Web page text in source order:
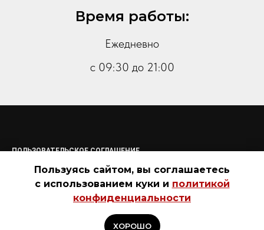
Время работы:
Ежедневно
с 09:30 до 21:00
ПОЛЬЗОВАТЕЛЬСКОЕ СОГЛАШЕНИЕ
ПОЛИТИКА КОНФИДЕНЦИАЛЬНОСТИ
ОФЕРТА
ГАРАНТИИ И ПРАВИЛА ВОЗВРАТА
Пользуясь сайтом, вы соглашаетесь
с использованием куки и политикой
конфиденциальности
ХОРОШО